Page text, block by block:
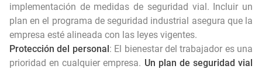
implementación de medidas de seguridad vial. Incluir un
plan en el programa de seguridad industrial asegura que la
empresa esté alineada con las leyes vigentes.
Protección del personal: El bienestar del trabajador es una
prioridad en cualquier empresa. Un plan de seguridad vial